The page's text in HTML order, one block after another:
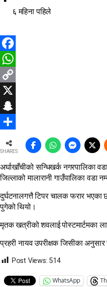
६ महिना पहिले
Facebook
WhatsApp
Copy
Link
X
Snapchat
SHARES
अर्घाखाँचीको सन्धिखर्क नगरपालिका
जिल्लाको मालारानी गाउँपालिका वडा
दुर्घटनालगत्तै टिपर चालक फरार भएका
पुगेको थियो।
मृतक खत्रीको शवलाई पोस्टमार्टमका
प्रहरी नायव उपरीक्षक जिसीका
Post Views: 514
WhatsApp